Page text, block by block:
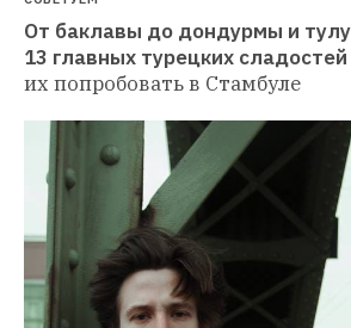
От баклавы до дондурмы и
13 главных турецких сладостей
их попробовать в Стамбуле